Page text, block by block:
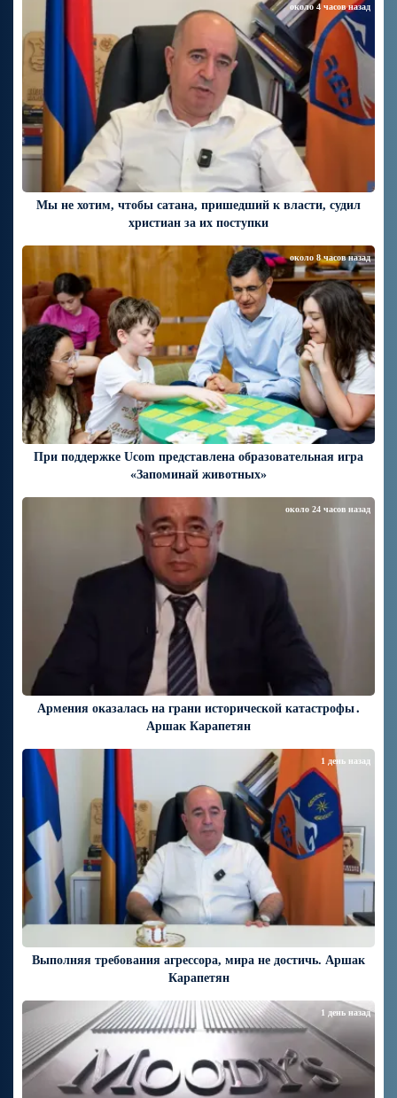
Мы не хотим, чтобы сатана, пришедший к власти, судил
христиан за их поступки
около 4 часов назад
При поддержке Ucom представлена образовательная игра
«Запоминай животных»
около 8 часов назад
Армения оказалась на грани исторической катастрофы․
Аршак Карапетян
около 24 часов назад
Выполняя требования агрессора, мира не достичь. Аршак
Карапетян
1 день назад
1 день назад